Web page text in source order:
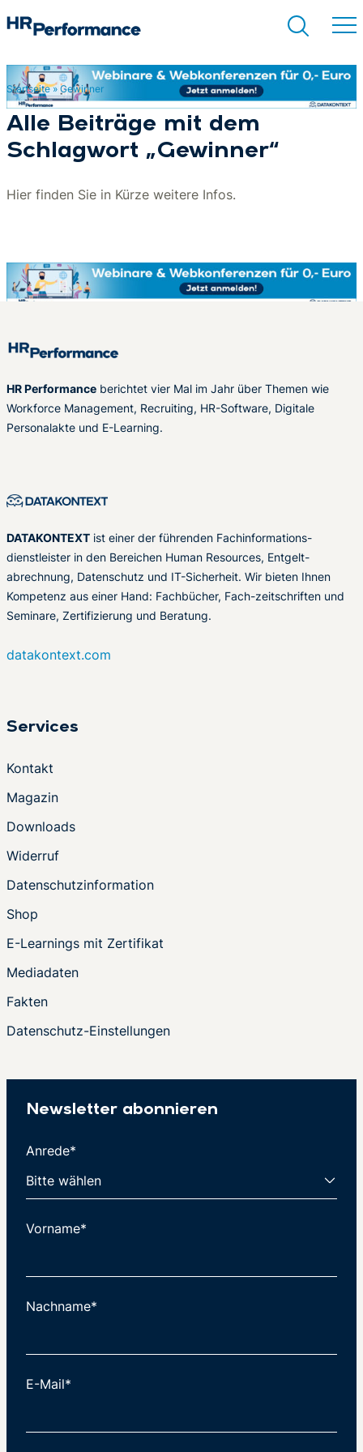
Suchen
Startseite» Gewinner
Alle Beiträge mit dem
Schlagwort „Gewinner“
Hier finden Sie in Kürze weitere Infos.
HR Performance berichtet vier Mal im Jahr über Themen wie
Workforce Management, Recruiting, HR-Software, Digitale
Personalakte und E-Learning.
DATAKONTEXT ist einer der führenden Fachinformations-
dienstleister in den Bereichen Human Resources, Entgelt-
abrechnung, Datenschutz und IT-Sicherheit. Wir bieten Ihnen
Kompetenz aus einer Hand: Fachbücher, Fach-zeitschriften und
Seminare, Zertifizierung und Beratung.
datakontext.com
Services
Kontakt
Magazin
Downloads
Widerruf
Datenschutzinformation
Shop
E-Learnings mit Zertifikat
Mediadaten
Fakten
Datenschutz-Einstellungen
Newsletter abonnieren
Anrede*
Vorname*
Nachname*
E-Mail*